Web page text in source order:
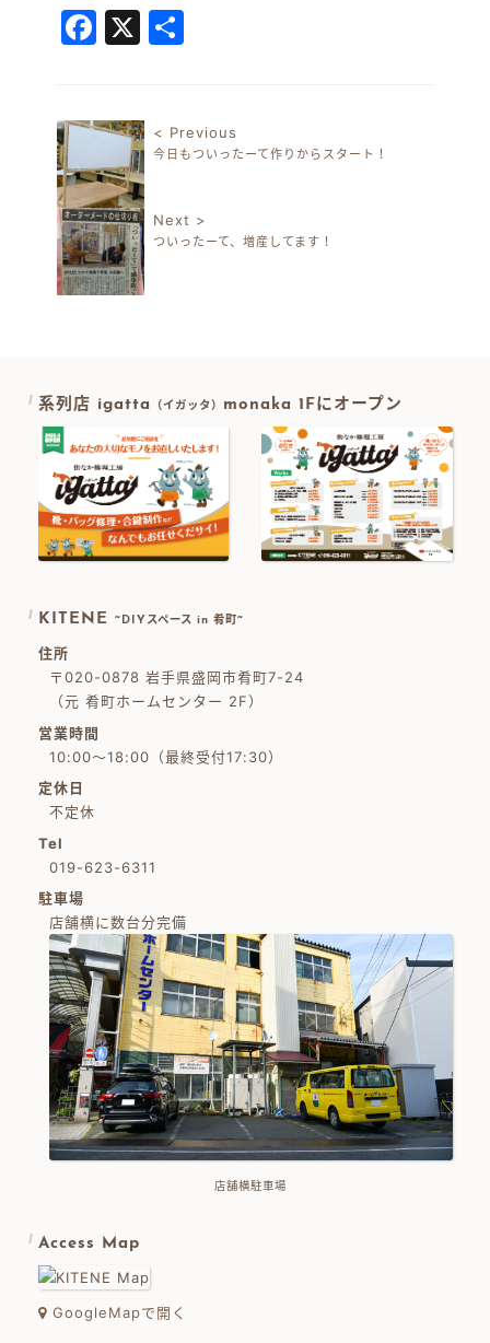
Facebook
X
投稿ナビゲーション
< Previous
今日もついったーて作りからスタート！
Next >
ついったーて、増産してます！
系列店 igatta （イガッタ） monaka 1Fにオープン
KITENE ~DIYスペース in 肴町~
住所
〒020-0878 岩手県盛岡市肴町7-24
（元 肴町ホームセンター 2F）
営業時間
10:00～18:00（最終受付17:30）
定休日
不定休
Tel
019-623-6311
駐車場
店舗横に数台分完備
店舗横駐車場
Access Map
GoogleMapで開く